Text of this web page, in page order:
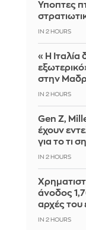
Ύποπτες
IN 2 HOURS
«Η Ιταλία
στην
IN 2 HOURS
Gen Z,
έχουν
για το τι
IN 2 HOURS
άνοδος
αρχές του
IN 2 HOURS